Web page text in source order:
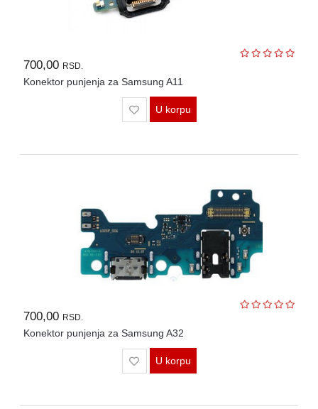
700,00 RSD.
Konektor punjenja za Samsung A11
U korpu
700,00 RSD.
Konektor punjenja za Samsung A32
U korpu